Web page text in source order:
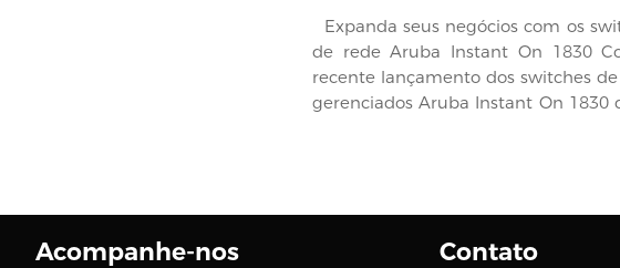
Expanda seus negócios com os
de rede Aruba Instant On 1830
recente lançamento dos switches
gerenciados Aruba Instant On 1830
Acompanhe-nos Contato